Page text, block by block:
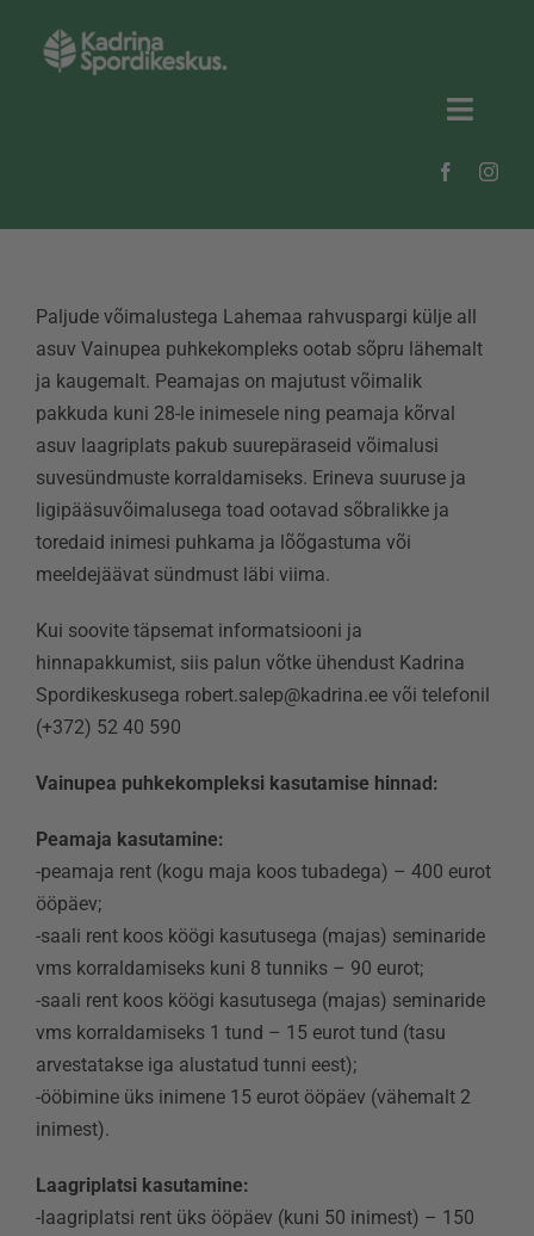
content
Kadrina valla spordiklubid
Spordirajatised
Vainupea puhkekompleks
Paljude võimalustega Lahemaa rahvuspargi külje all
asuv Vainupea puhkekompleks ootab sõpru lähemalt
ja kaugemalt. Peamajas on majutust võimalik
pakkuda kuni 28-le inimesele ning peamaja kõrval
asuv laagriplats pakub suurepäraseid võimalusi
suvesündmuste korraldamiseks. Erineva suuruse ja
ligipääsuvõimalusega toad ootavad sõbralikke ja
toredaid inimesi puhkama ja lõõgastuma või
meeldejäävat sündmust läbi viima.
Kui soovite täpsemat informatsiooni ja
hinnapakkumist, siis palun võtke ühendust Kadrina
Spordikeskusega robert.salep@kadrina.ee või telefonil
(+372) 52 40 590
Vainupea puhkekompleksi kasutamise hinnad:
Peamaja kasutamine:
-peamaja rent (kogu maja koos tubadega) – 400 eurot
ööpäev;
-saali rent koos köögi kasutusega (majas) seminaride
vms korraldamiseks kuni 8 tunniks – 90 eurot;
-saali rent koos köögi kasutusega (majas) seminaride
vms korraldamiseks 1 tund – 15 eurot tund (tasu
arvestatakse iga alustatud tunni eest);
-ööbimine üks inimene 15 eurot ööpäev (vähemalt 2
inimest).
Laagriplatsi kasutamine:
-laagriplatsi rent üks ööpäev (kuni 50 inimest) – 150